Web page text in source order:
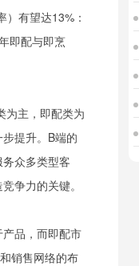
有望达13%：
即配与即烹
为主，即配类为
提升。B端的
众多类型客
争力的关键。
品，而即配市
销售网络的布